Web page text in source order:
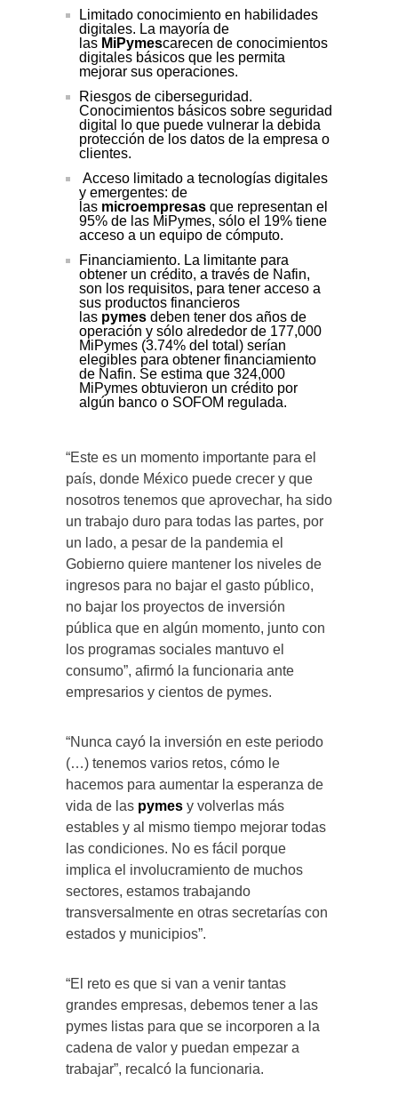
Limitado conocimiento en habilidades
digitales. La mayoría de
las MiPymescarecen de conocimientos
digitales básicos que les permita
mejorar sus operaciones.
Riesgos de ciberseguridad.
Conocimientos básicos sobre seguridad
digital lo que puede vulnerar la debida
protección de los datos de la empresa o
clientes.
Acceso limitado a tecnologías digitales
y emergentes: de
las microempresas que representan el
95% de las MiPymes, sólo el 19% tiene
acceso a un equipo de cómputo.
Financiamiento. La limitante para
obtener un crédito, a través de Nafin,
son los requisitos, para tener acceso a
sus productos financieros
las pymes deben tener dos años de
operación y sólo alrededor de 177,000
MiPymes (3.74% del total) serían
elegibles para obtener financiamiento
de Nafin. Se estima que 324,000
MiPymes obtuvieron un crédito por
algún banco o SOFOM regulada.
“Este es un momento importante para el
país, donde México puede crecer y que
nosotros tenemos que aprovechar, ha sido
un trabajo duro para todas las partes, por
un lado, a pesar de la pandemia el
Gobierno quiere mantener los niveles de
ingresos para no bajar el gasto público,
no bajar los proyectos de inversión
pública que en algún momento, junto con
los programas sociales mantuvo el
consumo”, afirmó la funcionaria ante
empresarios y cientos de pymes.
“Nunca cayó la inversión en este periodo
(…) tenemos varios retos, cómo le
hacemos para aumentar la esperanza de
vida de las pymes y volverlas más
estables y al mismo tiempo mejorar todas
las condiciones. No es fácil porque
implica el involucramiento de muchos
sectores, estamos trabajando
transversalmente en otras secretarías con
estados y municipios”.
“El reto es que si van a venir tantas
grandes empresas, debemos tener a las
pymes listas para que se incorporen a la
cadena de valor y puedan empezar a
trabajar”, recalcó la funcionaria.